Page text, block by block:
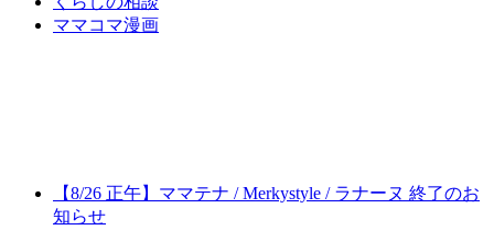
ママコマ漫画
【8/26 正午】ママテナ / Merkystyle / ラナーヌ 終了のお
知らせ